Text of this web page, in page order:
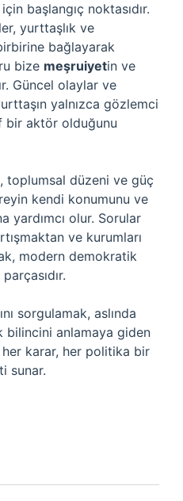
başlangıç noktasıdır.
yurttaşlık ve
bağlayarak
bize meşruiyetin ve
Güncel olaylar ve
yalnızca gözlemci
bir aktör olduğunu
toplumsal düzeni ve güç
kendi konumunu ve
yardımcı olur. Sorular
ve kurumları
modern demokratik
sorgulamak, aslında
bilincini anlamaya giden
karar, her politika bir
sunar.